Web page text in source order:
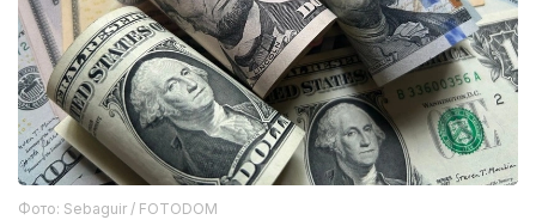
Фото: Sebaguir / FOTODOM